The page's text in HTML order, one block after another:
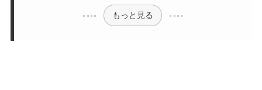
もっと見る